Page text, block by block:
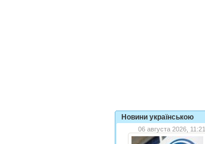
Новини українською
06 августа 2026, 11:21